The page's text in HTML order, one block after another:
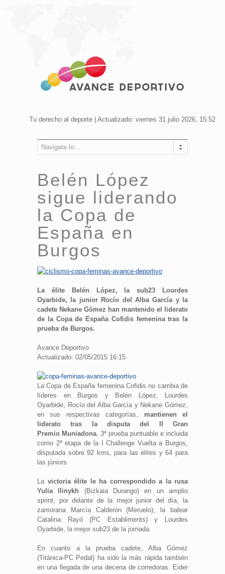
Tu derecho al deporte | Actualizado: viernes 31 julio 2026, 15:52
Navigate to...
Belén López
sigue liderando
la Copa de
España en
Burgos
La élite Belén López, la sub23 Lourdes
Oyarbide, la junior Rocío del Alba García y la
cadete Nekane Gómez han mantenido el liderato
de la Copa de España Cofidis femenina tras la
prueba de Burgos.
Avance Deportivo
Actualizado: 02/05/2015 16:15
La Copa de España femenina Cofidis no cambia de
líderes en Burgos y Belén López, Lourdes
Oyarbide, Rocío del Alba García y Nekane Gómez,
en sus respectivas categorías, mantienen el
liderato tras la disputa del II Gran
Premio Muniadona, 3ª prueba puntuable e incluida
como 2ª etapa de la I Challenge Vuelta a Burgos,
disputada sobre 92 kms, para las élites y 64 para
las júniors.
La victoria élite le ha correspondido a la rusa
Yulia Ilinykh (Bizkaia Durango) en un amplio
sprint, por delante de la mejor junior del día, la
zamorana Marcía Calderón (Meruelo), la balear
Catalina Rayó (PC Establiments) y Lourdes
Oyarbide, la mejor sub23 de la jornada.
En cuanto a la prueba cadete, Alba Gómez
(Titánica-PC Pedal) ha sido la más rápida también
en una llegada de una decena de corredoras. Eider